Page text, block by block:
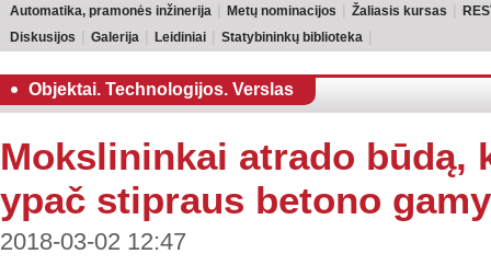
Automatika, pramonės inžinerija
Metų nominacijos Žaliasis kursas
Diskusijos
Galerija Leidiniai Statybininkų biblioteka
Objektai. Technologijos. Verslas
Mokslininkai atrado būdą,
ypač stipraus betono
2018-03-02 12:47